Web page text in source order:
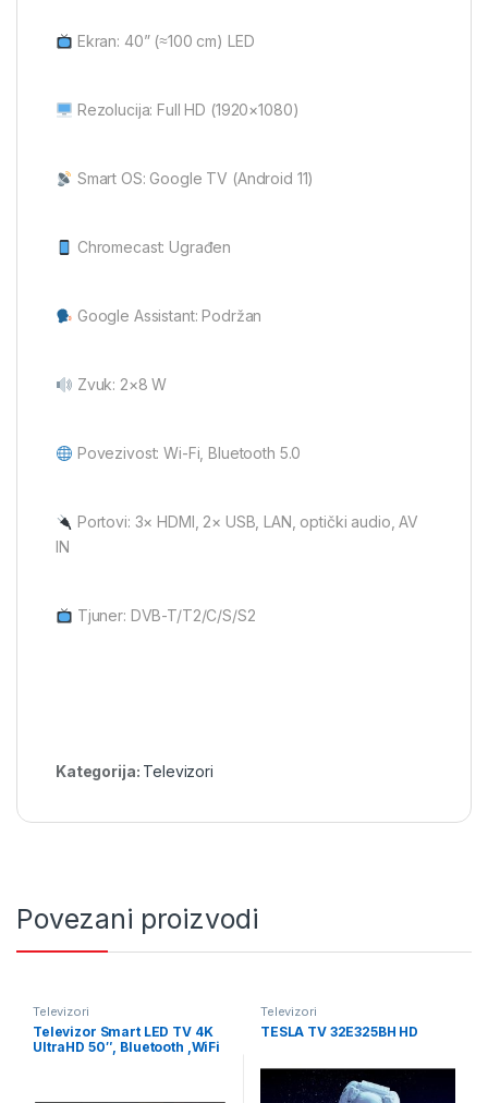
Ekran: 40” (≈100 cm) LED
Rezolucija: Full HD (1920×1080)
Smart OS: Google TV (Android 11)
Chromecast: Ugrađen
Google Assistant: Podržan
Zvuk: 2×8 W
Povezivost: Wi-Fi, Bluetooth 5.0
Portovi: 3× HDMI, 2× USB, LAN, optički audio, AV
IN
Tjuner: DVB-T/T2/C/S/S2
Kategorija: Televizori
Povezani proizvodi
Televizori
Televizor Smart LED TV 4K
UltraHD 50″, Bluetooth ,WiFi
Televizori
TESLA TV 32E325BH HD